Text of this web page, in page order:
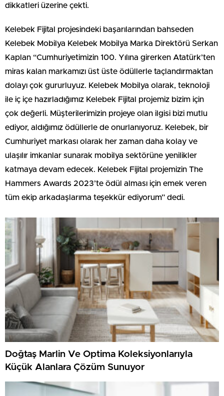
dikkatleri üzerine çekti.
Kelebek Fijital projesindeki başarılarından bahseden
Kelebek Mobilya Kelebek Mobilya Marka Direktörü Serkan
Kaplan “Cumhuriyetimizin 100. Yılına girerken Atatürk’ten
miras kalan markamızı üst üste ödüllerle taçlandırmaktan
dolayı çok gururluyuz. Kelebek Mobilya olarak, teknoloji
ile iç içe hazırladığımız Kelebek Fijital projemiz bizim için
çok değerli. Müşterilerimizin projeye olan ilgisi bizi mutlu
ediyor, aldığımız ödüllerle de onurlanıyoruz. Kelebek, bir
Cumhuriyet markası olarak her zaman daha kolay ve
ulaşılır imkanlar sunarak mobilya sektörüne yenilikler
katmaya devam edecek. Kelebek Fijital projemizin The
Hammers Awards 2023’te ödül alması için emek veren
tüm ekip arkadaşlarıma teşekkür ediyorum” dedi.
Doğtaş Marlin Ve Optima Koleksiyonlarıyla
Küçük Alanlara Çözüm Sunuyor